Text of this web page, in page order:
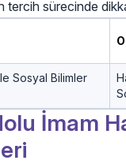
tercih sürecinde
Sosyal Bilimler
İmam